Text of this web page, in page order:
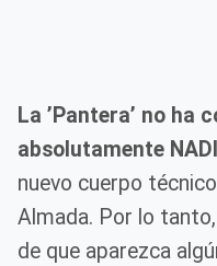
La ’Pantera’ no ha
absolutamente
nuevo cuerpo
Almada. Por lo
de que aparezca